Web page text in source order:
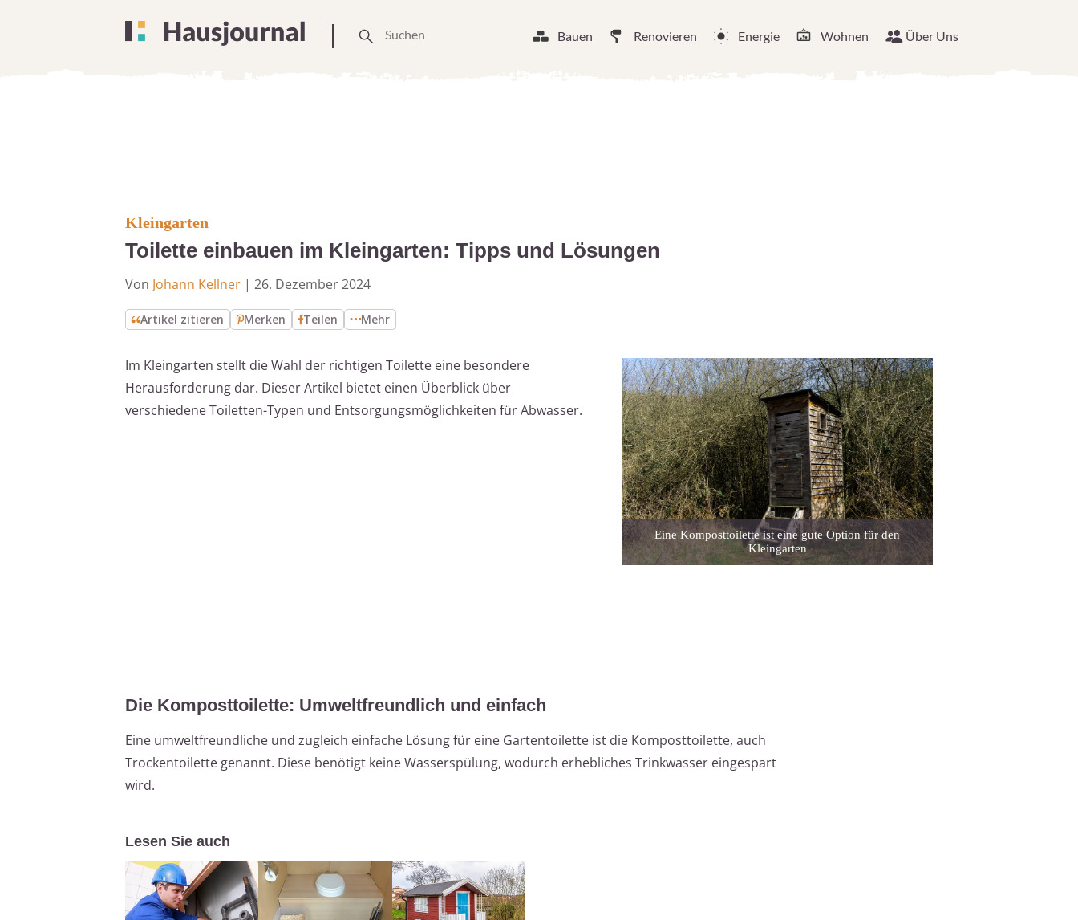
Bauen Renovieren Energie Wohnen Über Uns
Kleingarten
Toilette einbauen im Kleingarten: Tipps und Lösungen
Von Johann Kellner | 26. Dezember 2024
Artikel zitieren Merken Teilen Mehr
Im Kleingarten stellt die Wahl der richtigen Toilette eine besondere
Herausforderung dar. Dieser Artikel bietet einen Überblick über
verschiedene Toiletten-Typen und Entsorgungsmöglichkeiten für Abwasser.
Eine Komposttoilette ist eine gute Option für den
Kleingarten
Die Komposttoilette: Umweltfreundlich und einfach
Eine umweltfreundliche und zugleich einfache Lösung für eine Gartentoilette ist die Komposttoilette, auch
Trockentoilette genannt. Diese benötigt keine Wasserspülung, wodurch erhebliches Trinkwasser eingespart
wird.
Lesen Sie auch